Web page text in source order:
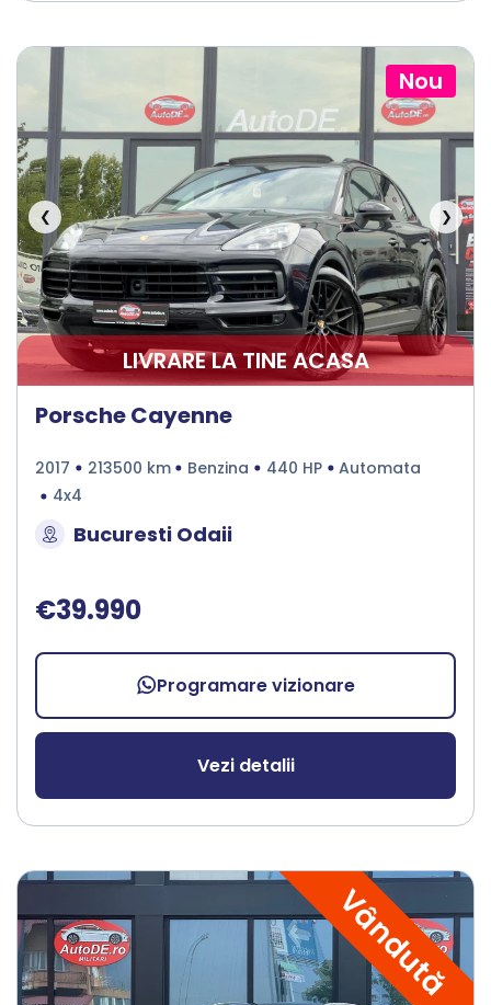
Nou
❮ ❯
LIVRARE LA TINE ACASA
Porsche Cayenne
2017 213500 km Benzina 440 HP
Automata
4x4
Bucuresti Odaii
€39.990
Programare vizionare
Vezi detalii
Vândută